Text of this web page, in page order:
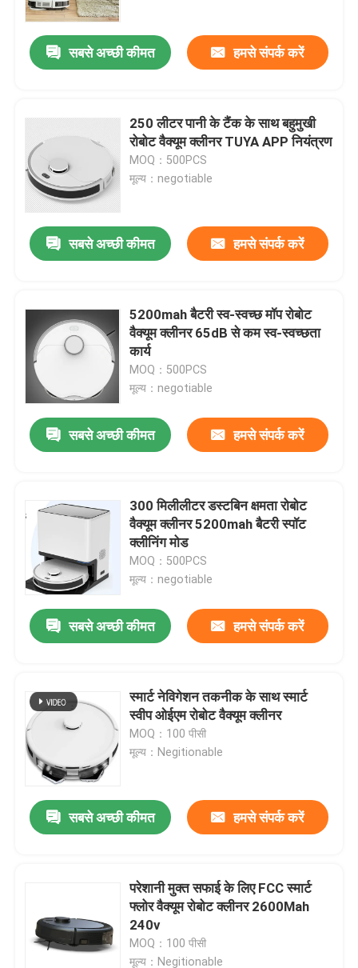
उत्पादों
सबसे अच्छी कीमत हमसे संपर्क करें
250 लीटर पानी के टैंक के साथ बहुमुखी
रोबोट वैक्यूम क्लीनर TUYA APP नियंत्रण
MOQ：500PCS
मूल्य：negotiable
सबसे अच्छी कीमत हमसे संपर्क करें
5200mah बैटरी स्व-स्वच्छ मॉप रोबोट
वैक्यूम क्लीनर 65dB से कम स्व-स्वच्छता
कार्य
MOQ：500PCS
मूल्य：negotiable
सबसे अच्छी कीमत हमसे संपर्क करें
300 मिलीलीटर डस्टबिन क्षमता रोबोट
वैक्यूम क्लीनर 5200mah बैटरी स्पॉट
क्लीनिंग मोड
MOQ：500PCS
मूल्य：negotiable
सबसे अच्छी कीमत हमसे संपर्क करें
स्मार्ट नेविगेशन तकनीक के साथ स्मार्ट
स्वीप ओईएम रोबोट वैक्यूम क्लीनर
MOQ：100 पीसी
मूल्य：Negitionable
सबसे अच्छी कीमत हमसे संपर्क करें
परेशानी मुक्त सफाई के लिए FCC स्मार्ट
फ्लोर वैक्यूम रोबोट क्लीनर 2600Mah
240v
MOQ：100 पीसी
मूल्य：Negitionable